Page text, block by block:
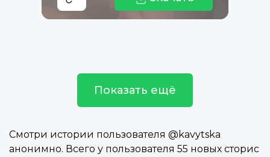
Показать ещё
Смотри истории пользователя @kavytska
анонимно. Всего у пользователя 55 новых сторис